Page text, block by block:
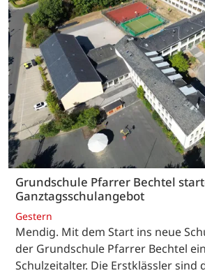
Grundschule Pfarrer Bechtel
Ganztagsschulangebot
Gestern
Mendig. Mit dem Start ins neue
der Grundschule Pfarrer Bechtel
Schulzeitalter. Die Erstklässler sind